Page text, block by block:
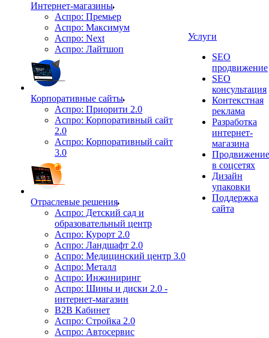
Интернет-магазины
Аспро: Премьер
Аспро: Максимум
Аспро: Next
Аспро: Лайтшоп
Корпоративные сайты
Аспро: Приорити 2.0
Аспро: Корпоративный сайт
2.0
Аспро: Корпоративный сайт
3.0
Отраслевые решения
Аспро: Детский сад и
образовательный центр
Аспро: Курорт 2.0
Аспро: Ландшафт 2.0
Аспро: Медицинский центр 3.0
Аспро: Металл
Аспро: Инжиниринг
Аспро: Шины и диски 2.0 -
интернет-магазин
B2B Кабинет
Аспро: Стройка 2.0
Аспро: Автосервис
Услуги
SEO
продвижение
SEO
консультация
Контекстная
реклама
Разработка
интернет-
магазина
Продвижение
в соцсетях
Дизайн
упаковки
Поддержка
сайта